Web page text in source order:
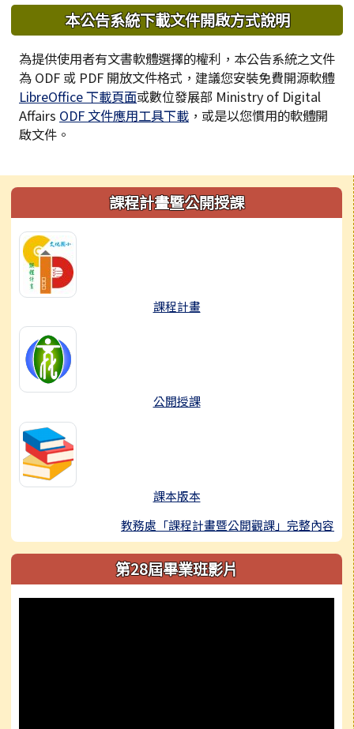
下中區域內容
本公告系統下載文件開啟方式說明
為提供使用者有文書軟體選擇的權利，本公告系統之文件
為 ODF 或 PDF 開放文件格式，建議您安裝免費開源軟體
LibreOffice 下載頁面或數位發展部 Ministry of Digital
Affairs ODF 文件應用工具下載 ，或是以您慣用的軟體開
啟文件。
左邊區域內容課程計畫暨公開授課
課程計畫
公開授課
課本版本
教務處「課程計畫暨公開觀課」完整內容
第28屆畢業班影片